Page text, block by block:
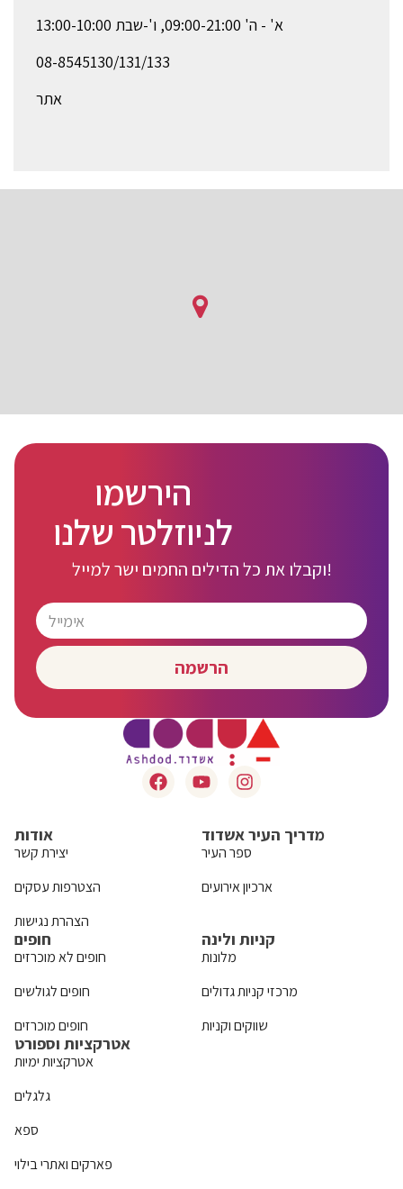
א' - ה' 09:00-21:00, ו'-שבת 13:00-10:00
08-8545130/131/133
אתר
הירשמו
לניוזלטר שלנו
וקבלו את כל הדילים החמים ישר למייל!
הרשמה
אודות
יצירת קשר
הצטרפות עסקים
הצהרת נגישות
מדריך העיר אשדוד
ספר העיר
ארכיון אירועים
חופים
חופים לא מוכרזים
חופים לגולשים
חופים מוכרזים
קניות ולינה
מלונות
מרכזי קניות גדולים
שווקים וקניות
אטרקציות וספורט
אטרקציות ימיות
גלגלים
ספא
פארקים ואתרי בילוי